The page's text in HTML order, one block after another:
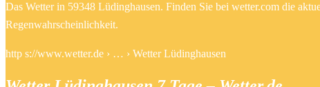
Das Wetter in 59348 Lüdinghausen. Finden Sie bei wetter.com die
Regenwahrscheinlichkeit.
http s://www.wetter.de › … › Wetter Lüdinghausen